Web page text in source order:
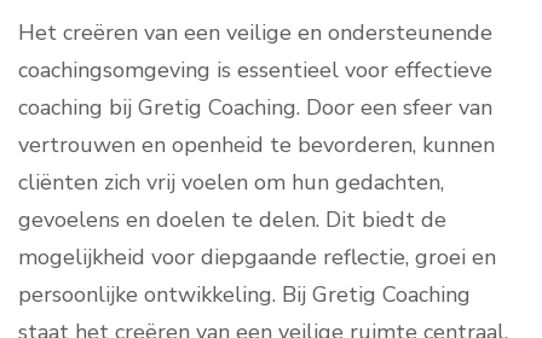
Het creëren van een veilige en ondersteunende
coachingsomgeving is essentieel voor effectieve
coaching bij Gretig Coaching. Door een sfeer van
vertrouwen en openheid te bevorderen, kunnen
cliënten zich vrij voelen om hun gedachten,
gevoelens en doelen te delen. Dit biedt de
mogelijkheid voor diepgaande reflectie, groei en
persoonlijke ontwikkeling. Bij Gretig Coaching
staat het creëren van een veilige ruimte centraal,